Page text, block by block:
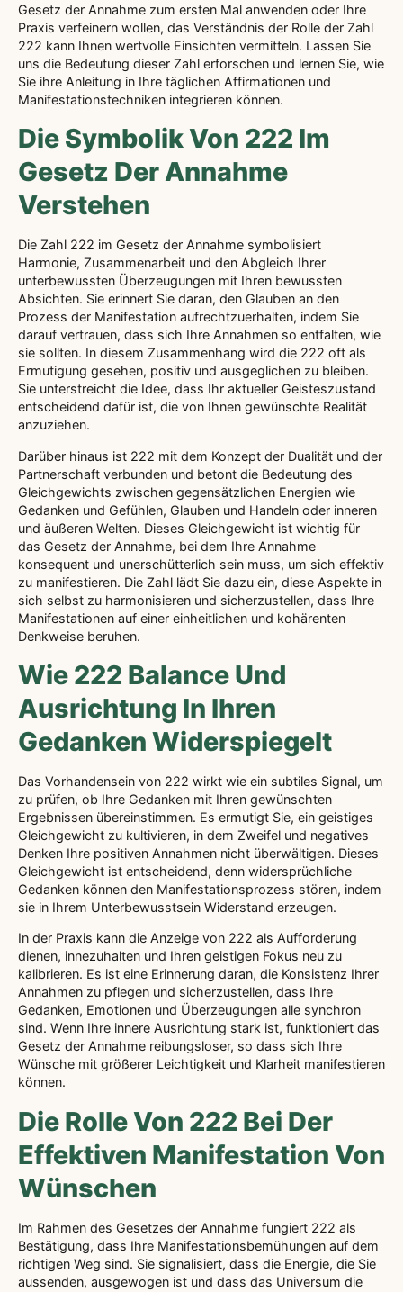
Gesetz der Annahme zum ersten Mal anwenden oder Ihre
Praxis verfeinern wollen, das Verständnis der Rolle der Zahl
222 kann Ihnen wertvolle Einsichten vermitteln. Lassen Sie
uns die Bedeutung dieser Zahl erforschen und lernen Sie, wie
Sie ihre Anleitung in Ihre täglichen Affirmationen und
Manifestationstechniken integrieren können.
Die Symbolik Von 222 Im
Gesetz Der Annahme
Verstehen
Die Zahl 222 im Gesetz der Annahme symbolisiert
Harmonie, Zusammenarbeit und den Abgleich Ihrer
unterbewussten Überzeugungen mit Ihren bewussten
Absichten. Sie erinnert Sie daran, den Glauben an den
Prozess der Manifestation aufrechtzuerhalten, indem Sie
darauf vertrauen, dass sich Ihre Annahmen so entfalten, wie
sie sollten. In diesem Zusammenhang wird die 222 oft als
Ermutigung gesehen, positiv und ausgeglichen zu bleiben.
Sie unterstreicht die Idee, dass Ihr aktueller Geisteszustand
entscheidend dafür ist, die von Ihnen gewünschte Realität
anzuziehen.
Darüber hinaus ist 222 mit dem Konzept der Dualität und der
Partnerschaft verbunden und betont die Bedeutung des
Gleichgewichts zwischen gegensätzlichen Energien wie
Gedanken und Gefühlen, Glauben und Handeln oder inneren
und äußeren Welten. Dieses Gleichgewicht ist wichtig für
das Gesetz der Annahme, bei dem Ihre Annahme
konsequent und unerschütterlich sein muss, um sich effektiv
zu manifestieren. Die Zahl lädt Sie dazu ein, diese Aspekte in
sich selbst zu harmonisieren und sicherzustellen, dass Ihre
Manifestationen auf einer einheitlichen und kohärenten
Denkweise beruhen.
Wie 222 Balance Und
Ausrichtung In Ihren
Gedanken Widerspiegelt
Das Vorhandensein von 222 wirkt wie ein subtiles Signal, um
zu prüfen, ob Ihre Gedanken mit Ihren gewünschten
Ergebnissen übereinstimmen. Es ermutigt Sie, ein geistiges
Gleichgewicht zu kultivieren, in dem Zweifel und negatives
Denken Ihre positiven Annahmen nicht überwältigen. Dieses
Gleichgewicht ist entscheidend, denn widersprüchliche
Gedanken können den Manifestationsprozess stören, indem
sie in Ihrem Unterbewusstsein Widerstand erzeugen.
In der Praxis kann die Anzeige von 222 als Aufforderung
dienen, innezuhalten und Ihren geistigen Fokus neu zu
kalibrieren. Es ist eine Erinnerung daran, die Konsistenz Ihrer
Annahmen zu pflegen und sicherzustellen, dass Ihre
Gedanken, Emotionen und Überzeugungen alle synchron
sind. Wenn Ihre innere Ausrichtung stark ist, funktioniert das
Gesetz der Annahme reibungsloser, so dass sich Ihre
Wünsche mit größerer Leichtigkeit und Klarheit manifestieren
können.
Die Rolle Von 222 Bei Der
Effektiven Manifestation Von
Wünschen
Im Rahmen des Gesetzes der Annahme fungiert 222 als
Bestätigung, dass Ihre Manifestationsbemühungen auf dem
richtigen Weg sind. Sie signalisiert, dass die Energie, die Sie
aussenden, ausgewogen ist und dass das Universum die